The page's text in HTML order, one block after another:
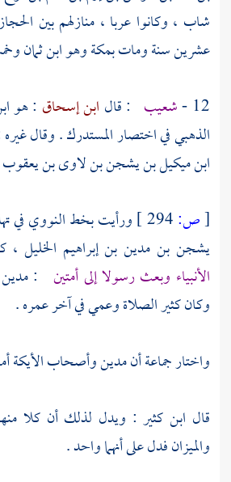
شاب ، وكانوا عربا ، منازلهم بين
عشرين سنة وماتبمكةوهو ابن ثمان
12 - شعيب : قال ابن إسحاق : هو
الذهبي في اختصار المستدرك . وقال
ابن ميكيل بن يشجن بن لاوى بن يعقوب
[ص: ورأيت بخطالنوويفي
يشجن بن مدين بن إبراهيم الخليل ،
الأنبياء وبعث رسولا إلى أمتين :مدين
وكان كثير الصلاة وعمي في آخر عمره .
واختار جماعة أنمدينوأصحاب الأيكة
قال ابن كثير : ويدل لذلك أن كلا
والميزان فدل على أنهما واحد .